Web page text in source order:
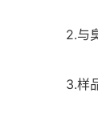
2.与
3.样